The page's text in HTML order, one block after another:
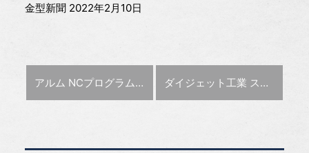
金型新聞 2022年2月10日
前の記事 :
アルム NCプログラム自動作成ソフトの1カ月無料体験キャンペーンを実施 次の記事 :
ダイジェット工業 スプリングキャンペーン2022